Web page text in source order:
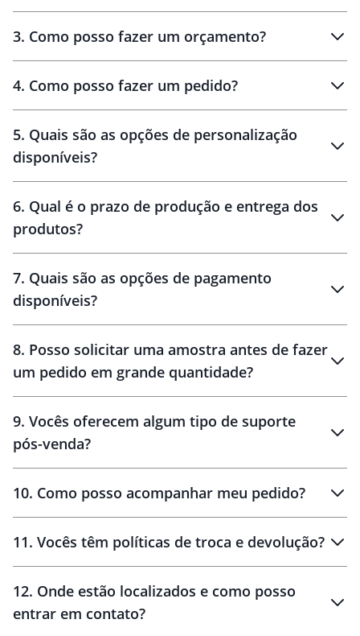
personalizados
3. Como posso fazer um orçamento?
brinde
personalização
4. Como posso fazer um pedido?
amostra virtual
5. Quais são as opções de personalização
disponíveis?
6. Qual é o prazo de produção e entrega dos
produtos?
10 dias
brinde
48 horas
7. Quais são as opções de pagamento
disponíveis?
8. Posso solicitar uma amostra antes de fazer
um pedido em grande quantidade?
amostras
9. Vocês oferecem algum tipo de suporte
pós-venda?
10. Como posso acompanhar meu pedido?
11. Vocês têm políticas de troca e devolução?
30 dias
12. Onde estão localizados e como posso
entrar em contato?